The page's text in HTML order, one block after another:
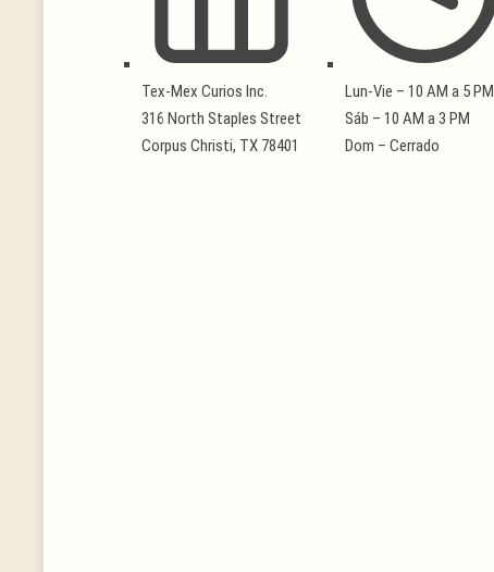
Tex-Mex Curios Inc.
316 North Staples Street
Corpus Christi, TX 78401
Lun-Vie – 10 AM a 5 PM
Sáb – 10 AM a 3 PM
Dom – Cerrado